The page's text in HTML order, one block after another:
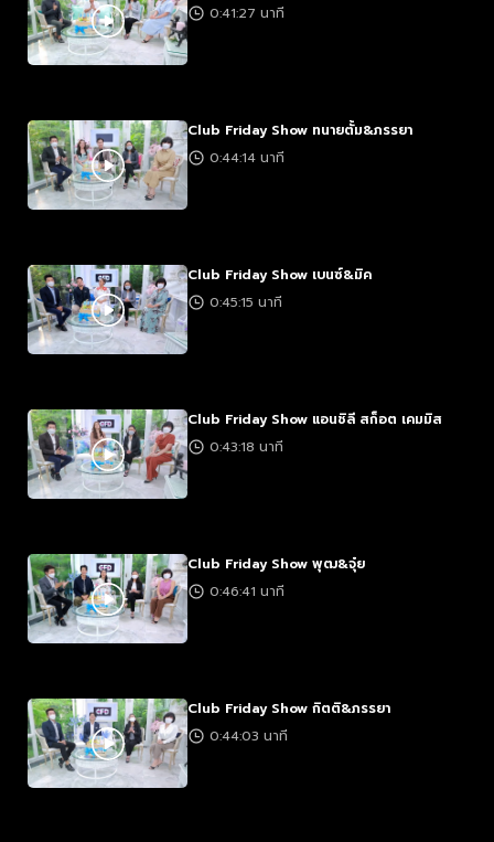
0:41:27 นาที
Club Friday Show ทนายตั้ม&ภรรยา
0:44:14 นาที
Club Friday Show เบนซ์&มิค
0:45:15 นาที
Club Friday Show แอนชิลี สก็อต เคมมิส
0:43:18 นาที
Club Friday Show พุฒ&จุ๋ย
0:46:41 นาที
Club Friday Show กิตติ&ภรรยา
0:44:03 นาที